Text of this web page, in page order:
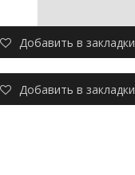
Добавить в закладки
Добавить в закладки